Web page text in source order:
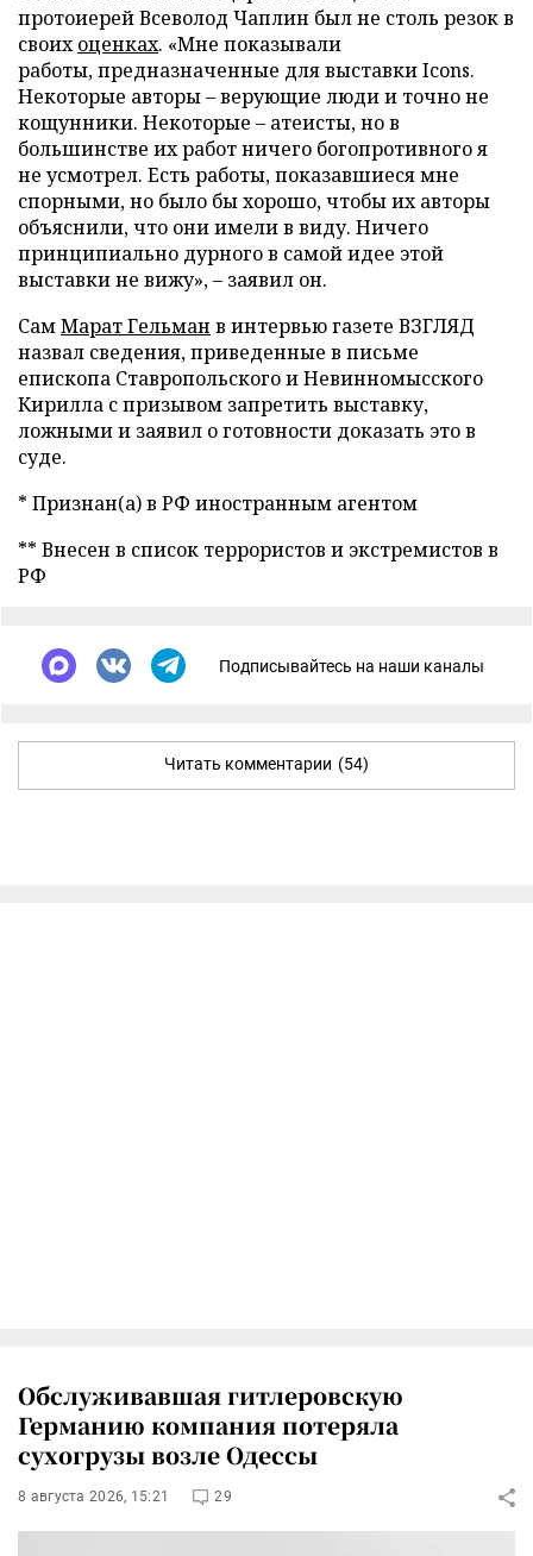
протоиерей Всеволод Чаплин был не столь резок в
своихоценках. «Мне показывали
работы, предназначенные для выставки Icons.
Некоторые авторы – верующие люди и точно не
кощунники. Некоторые – атеисты, но в
большинстве их работ ничего богопротивного я
не усмотрел. Есть работы, показавшиеся мне
спорными, но было бы хорошо, чтобы их авторы
объяснили, что они имели в виду. Ничего
принципиально дурного в самой идее этой
выставки не вижу», – заявил он.
СамМарат Гельман в интервью газете ВЗГЛЯД
назвал сведения, приведенные в письме
епископа Ставропольского и Невинномысского
Кирилла с призывом запретить выставку,
ложными и заявил о готовности доказать это в
суде.
* Признан(а) в РФ иностранным агентом
** Внесен в список террористов и экстремистов в
РФ
Подписывайтесь на наши каналы
Читать комментарии (54)
Обслуживавшая гитлеровскую
Германию компания потеряла
сухогрузы возле Одессы
8 августа 2026, 15:21 29